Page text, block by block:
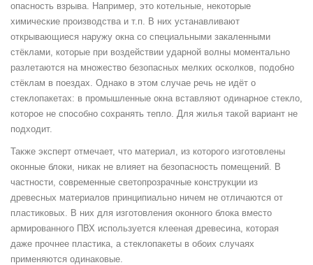
опасность взрыва. Например, это котельные, некоторые
химические производства и т.п. В них устанавливают
открывающиеся наружу окна со специальными закаленными
стёклами, которые при воздействии ударной волны моментально
разлетаются на множество безопасных мелких осколков, подобно
стёклам в поездах. Однако в этом случае речь не идёт о
стеклопакетах: в промышленные окна вставляют одинарное стекло,
которое не способно сохранять тепло. Для жилья такой вариант не
подходит.
Также эксперт отмечает, что материал, из которого изготовлены
оконные блоки, никак не влияет на безопасность помещений. В
частности, современные светопрозрачные конструкции из
древесных материалов принципиально ничем не отличаются от
пластиковых. В них для изготовления оконного блока вместо
армированного ПВХ используется клееная древесина, которая
даже прочнее пластика, а стеклопакеты в обоих случаях
применяются одинаковые.